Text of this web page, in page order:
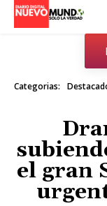
Categorias:
el gran